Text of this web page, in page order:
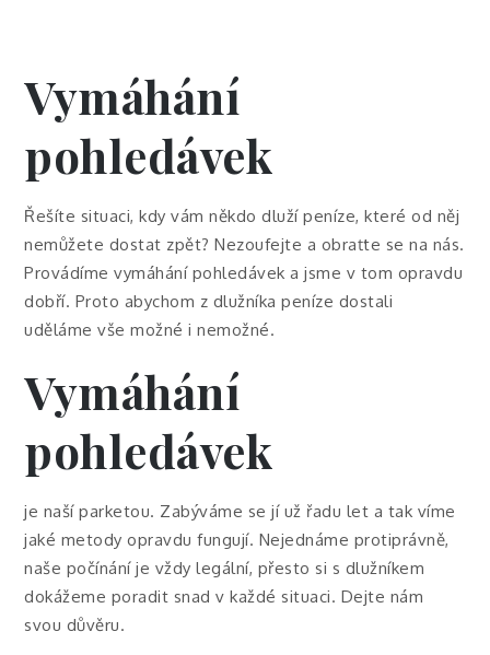
Vymáhání
pohledávek
Řešíte situaci, kdy vám někdo dluží peníze, které od něj
nemůžete dostat zpět? Nezoufejte a obraťte se na nás.
Provádíme vymáhání pohledávek a jsme v tom opravdu
dobří. Proto abychom z dlužníka peníze dostali
uděláme vše možné i nemožné.
Vymáhání
pohledávek
je naší parketou. Zabýváme se jí už řadu let a tak víme
jaké metody opravdu fungují. Nejednáme protiprávně,
naše počínání je vždy legální, přesto si s dlužníkem
dokážeme poradit snad v každé situaci. Dejte nám
svou důvěru.